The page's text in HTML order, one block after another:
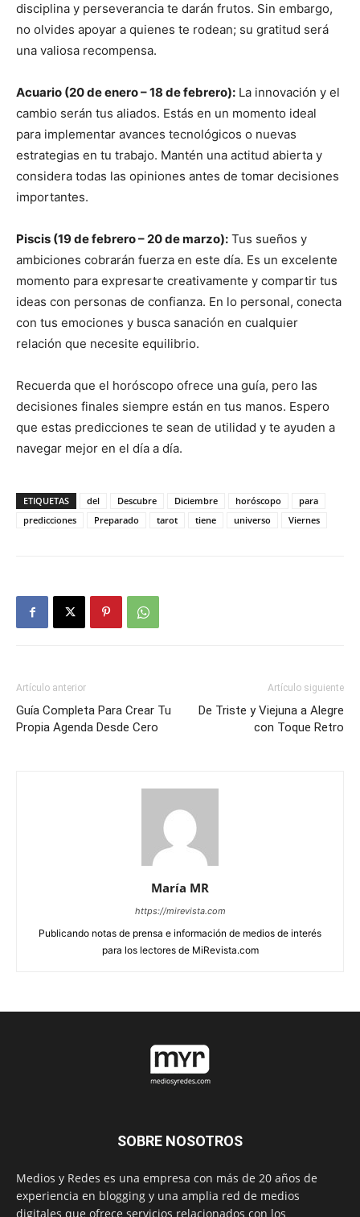
disciplina y perseverancia te darán frutos. Sin embargo,
no olvides apoyar a quienes te rodean; su gratitud será
una valiosa recompensa.
Acuario (20 de enero – 18 de febrero): La innovación y el
cambio serán tus aliados. Estás en un momento ideal
para implementar avances tecnológicos o nuevas
estrategias en tu trabajo. Mantén una actitud abierta y
considera todas las opiniones antes de tomar decisiones
importantes.
Piscis (19 de febrero – 20 de marzo): Tus sueños y
ambiciones cobrarán fuerza en este día. Es un excelente
momento para expresarte creativamente y compartir tus
ideas con personas de confianza. En lo personal, conecta
con tus emociones y busca sanación en cualquier
relación que necesite equilibrio.
Recuerda que el horóscopo ofrece una guía, pero las
decisiones finales siempre están en tus manos. Espero
que estas predicciones te sean de utilidad y te ayuden a
navegar mejor en el día a día.
ETIQUETAS del Descubre Diciembre horóscopo
para
predicciones
Preparado tarot tiene universo Viernes
Artículo anterior
Guía Completa Para Crear Tu
Propia Agenda Desde Cero
Artículo siguiente
De Triste y Viejuna a Alegre
con Toque Retro
María MR
https://mirevista.com
Publicando notas de prensa e información de medios de interés
para los lectores de MiRevista.com
SOBRE NOSOTROS
Medios y Redes es una empresa con más de 20 años de
experiencia en blogging y una amplia red de medios
digitales que ofrece servicios relacionados con los